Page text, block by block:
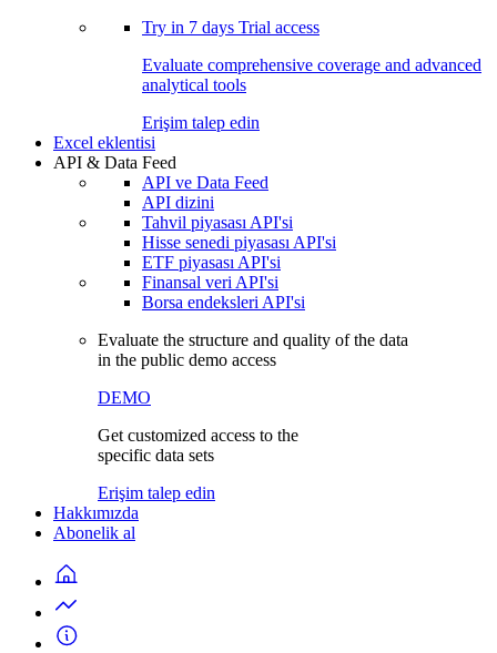
Try in 7 days Trial access
Evaluate comprehensive coverage and advanced
analytical tools
Erişim talep edin
Excel eklentisi
API & Data Feed
API ve Data Feed
API dizini
Tahvil piyasası API'si
Hisse senedi piyasası API'si
ETF piyasası API'si
Finansal veri API'si
Borsa endeksleri API'si
Evaluate the structure and quality of the data
in the public demo access
DEMO
Get customized access to the
specific data sets
Erişim talep edin
Hakkımızda
Abonelik al